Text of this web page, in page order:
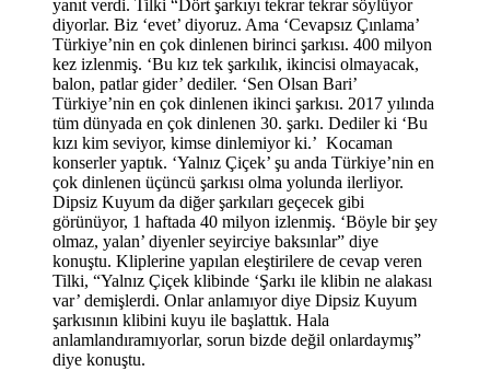
yanıt verdi. Tilki “Dört şarkıyı tekrar tekrar söylüyor
diyorlar. Biz ‘evet’ diyoruz. Ama ‘Cevapsız Çınlama’
Türkiye’nin en çok dinlenen birinci şarkısı. 400 milyon
kez izlenmiş. ‘Bu kız tek şarkılık, ikincisi olmayacak,
balon, patlar gider’ dediler. ‘Sen Olsan Bari’
Türkiye’nin en çok dinlenen ikinci şarkısı. 2017 yılında
tüm dünyada en çok dinlenen 30. şarkı. Dediler ki ‘Bu
kızı kim seviyor, kimse dinlemiyor ki.’ Kocaman
konserler yaptık. ‘Yalnız Çiçek’ şu anda Türkiye’nin en
çok dinlenen üçüncü şarkısı olma yolunda ilerliyor.
Dipsiz Kuyum da diğer şarkıları geçecek gibi
görünüyor, 1 haftada 40 milyon izlenmiş. ‘Böyle bir şey
olmaz, yalan’ diyenler seyirciye baksınlar” diye
konuştu. Kliplerine yapılan eleştirilere de cevap veren
Tilki, “Yalnız Çiçek klibinde ‘Şarkı ile klibin ne alakası
var’ demişlerdi. Onlar anlamıyor diye Dipsiz Kuyum
şarkısının klibini kuyu ile başlattık. Hala
anlamlandıramıyorlar, sorun bizde değil onlardaymış”
diye konuştu.